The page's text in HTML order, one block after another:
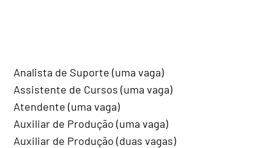
Analista de Suporte (uma vaga)
Assistente de Cursos (uma vaga)
Atendente (uma vaga)
Auxiliar de Produção (uma vaga)
Auxiliar de Produção (duas vagas)